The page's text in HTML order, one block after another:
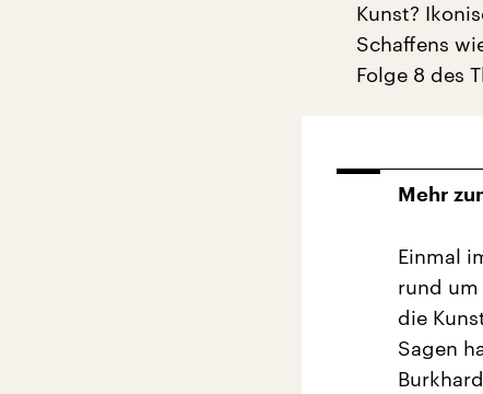
Kunst?
Schaffens
Folge 8 des
Mehr
Einmal
rund um
die
Sagen